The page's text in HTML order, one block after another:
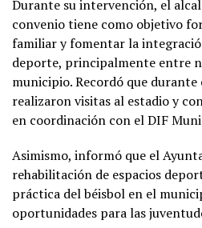
Durante su intervención, el
convenio tiene como objetivo
familiar y fomentar la
deporte, principalmente entre
municipio. Recordó que durante
realizaron visitas al estadio y
en coordinación con el DIF
Asimismo, informó que el
rehabilitación de espacios
práctica del béisbol en el
oportunidades para las